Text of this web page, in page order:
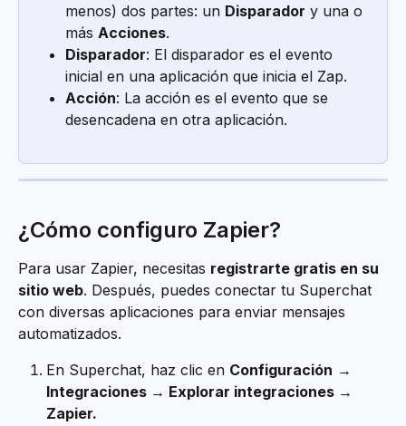
menos) dos partes: un Disparador y una o
más Acciones.
Disparador: El disparador es el evento
inicial en una aplicación que inicia el Zap.
Acción: La acción es el evento que se
desencadena en otra aplicación.
¿Cómo configuro Zapier?
Para usar Zapier, necesitas registrarte gratis en su
sitio web. Después, puedes conectar tu Superchat
con diversas aplicaciones para enviar mensajes
automatizados.
En Superchat, haz clic en Configuración →
Integraciones → Explorar integraciones →
Zapier.